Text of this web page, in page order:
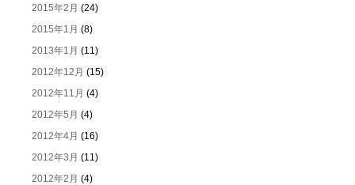
2015年2月 (24)
2015年1月 (8)
2013年1月 (11)
2012年12月 (15)
2012年11月 (4)
2012年5月 (4)
2012年4月 (16)
2012年3月 (11)
2012年2月 (4)